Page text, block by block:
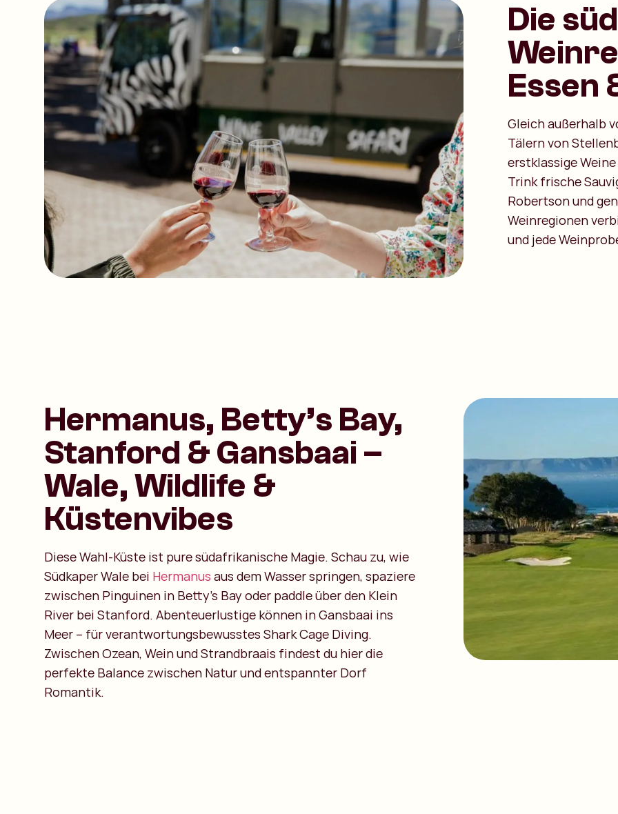
Die
Essen
Gleich außerhalb
Tälern von
erstklassige
Trink frische
Robertson und
Weinregionen
und jede
Hermanus, Betty’s Bay,
Stanford & Gansbaai –
Wale, Wildlife &
Küstenvibes
Diese Wahl-Küste ist pure südafrikanische Magie. Schau zu, wie
Südkaper Wale bei Hermanus aus dem Wasser springen, spaziere
zwischen Pinguinen in Betty’s Bay oder paddle über den Klein
River bei Stanford. Abenteuerlustige können in Gansbaai ins
Meer – für verantwortungsbewusstes Shark Cage Diving.
Zwischen Ozean, Wein und Strandbraais findest du hier die
perfekte Balance zwischen Natur und entspannter Dorf
Romantik.